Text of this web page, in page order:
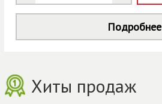
Подробнее
Хиты продаж